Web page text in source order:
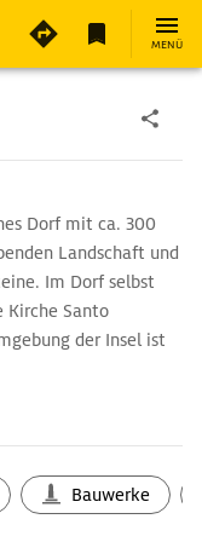
MENÜ
Dorf mit ca. 300
Landschaft und
Im Dorf selbst
Kirche Santo
der Insel ist
del lagarto
letzten Jahrhundert
Bauwerke